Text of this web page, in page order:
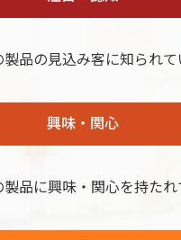
品の見込み客に知られて
興味・関心
品に興味・関心を持たれ